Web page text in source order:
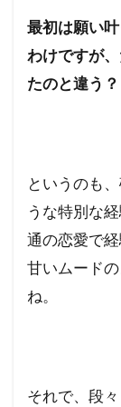
最初は願い
わけですが
たのと違う
というのも
うな特別な
通の恋愛で
甘いムード
ね。
それで、段